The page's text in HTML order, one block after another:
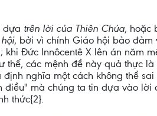
dựa trên lời của Thiên Chúa, hoặc
, bởi vì chính Giáo hội bảo
Đức Innôcentê X lên án năm
thế, các mệnh đề này quả thực
nghĩa một cách không thể
mà chúng ta tin dựa vào
thức{2}.